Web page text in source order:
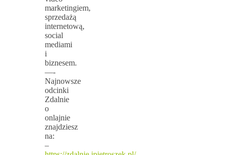
marketingiem,
sprzedażą
internetową,
social
mediami
i
biznesem.
—-
Najnowsze
odcinki
Zdalnie
o
onlajnie
znajdziesz
na:
–